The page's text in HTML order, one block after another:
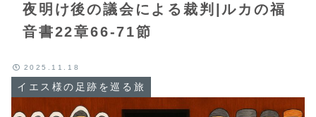
夜明け後の議会による裁判|ルカの福
音書22章66-71節
イエス様の足跡を巡る旅
2025.11.18